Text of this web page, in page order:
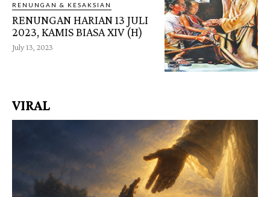
RENUNGAN & KESAKSIAN
RENUNGAN HARIAN 13 JULI
2023, KAMIS BIASA XIV (H)
July 13, 2023
VIRAL